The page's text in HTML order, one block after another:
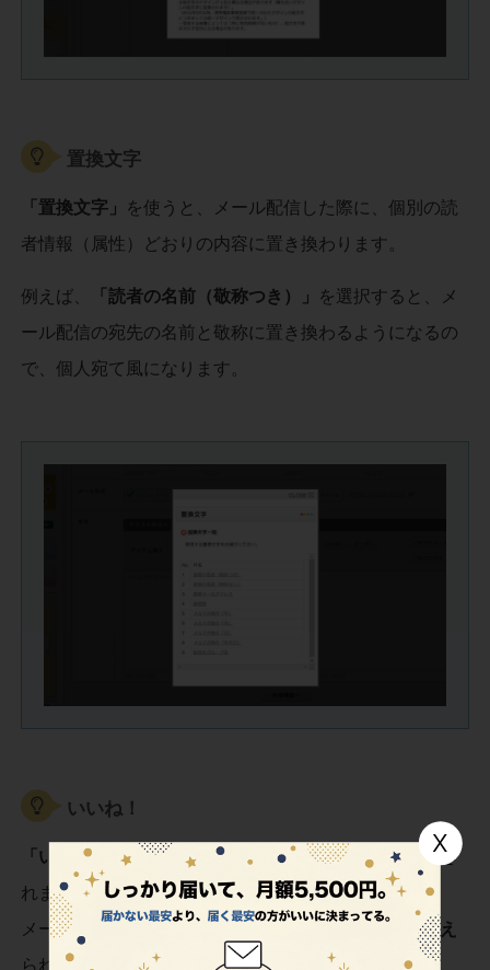
置換文字
「置換文字」 を使うと、メール配信した際に、個別の読
者情報（属性）どおりの内容に置き換わります。
例えば、 「読者の名前（敬称つき）」 を選択すると、メ
ール配信の宛先の名前と敬称に置き換わるようになるの
で、個人宛て風になります。
いいね！
「いいね！」をクリックすると 「$$$like$$$」が表示さ
れます。
メール配信では
「$$$like$$$」 の部分がURLに置き換え
られます。